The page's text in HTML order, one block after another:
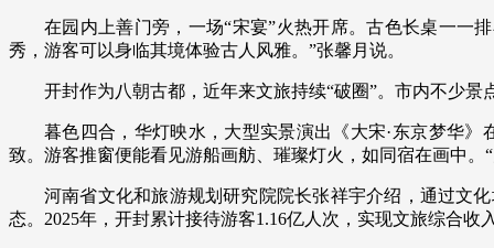
在园内上善门旁，一场“宋宴”火热开席。古色长桌一一
秀，游客可以身临其境体验古人风雅。”张馨月说。
开封作为八朝古都，近年来文旅持续“破圈”。市内不少
暮色四合，华灯映水，大型实景演出《大宋·东京梦华
致。游客推窗便能看见游船画舫、璀璨灯火，如同宿在画中
河南省文化和旅游规划研究院院长张祥宇介绍，通过文
态。2025年，开封累计接待游客1.16亿人次，实现文旅综合收